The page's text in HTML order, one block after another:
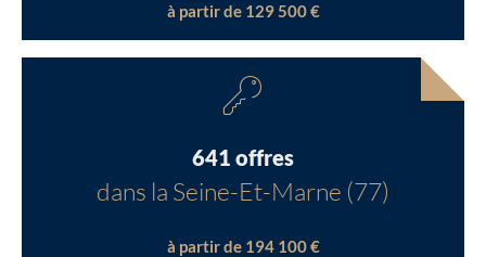
à partir de 129 500 €
641 offres
dans la Seine-Et-Marne (77)
à partir de 194 100 €